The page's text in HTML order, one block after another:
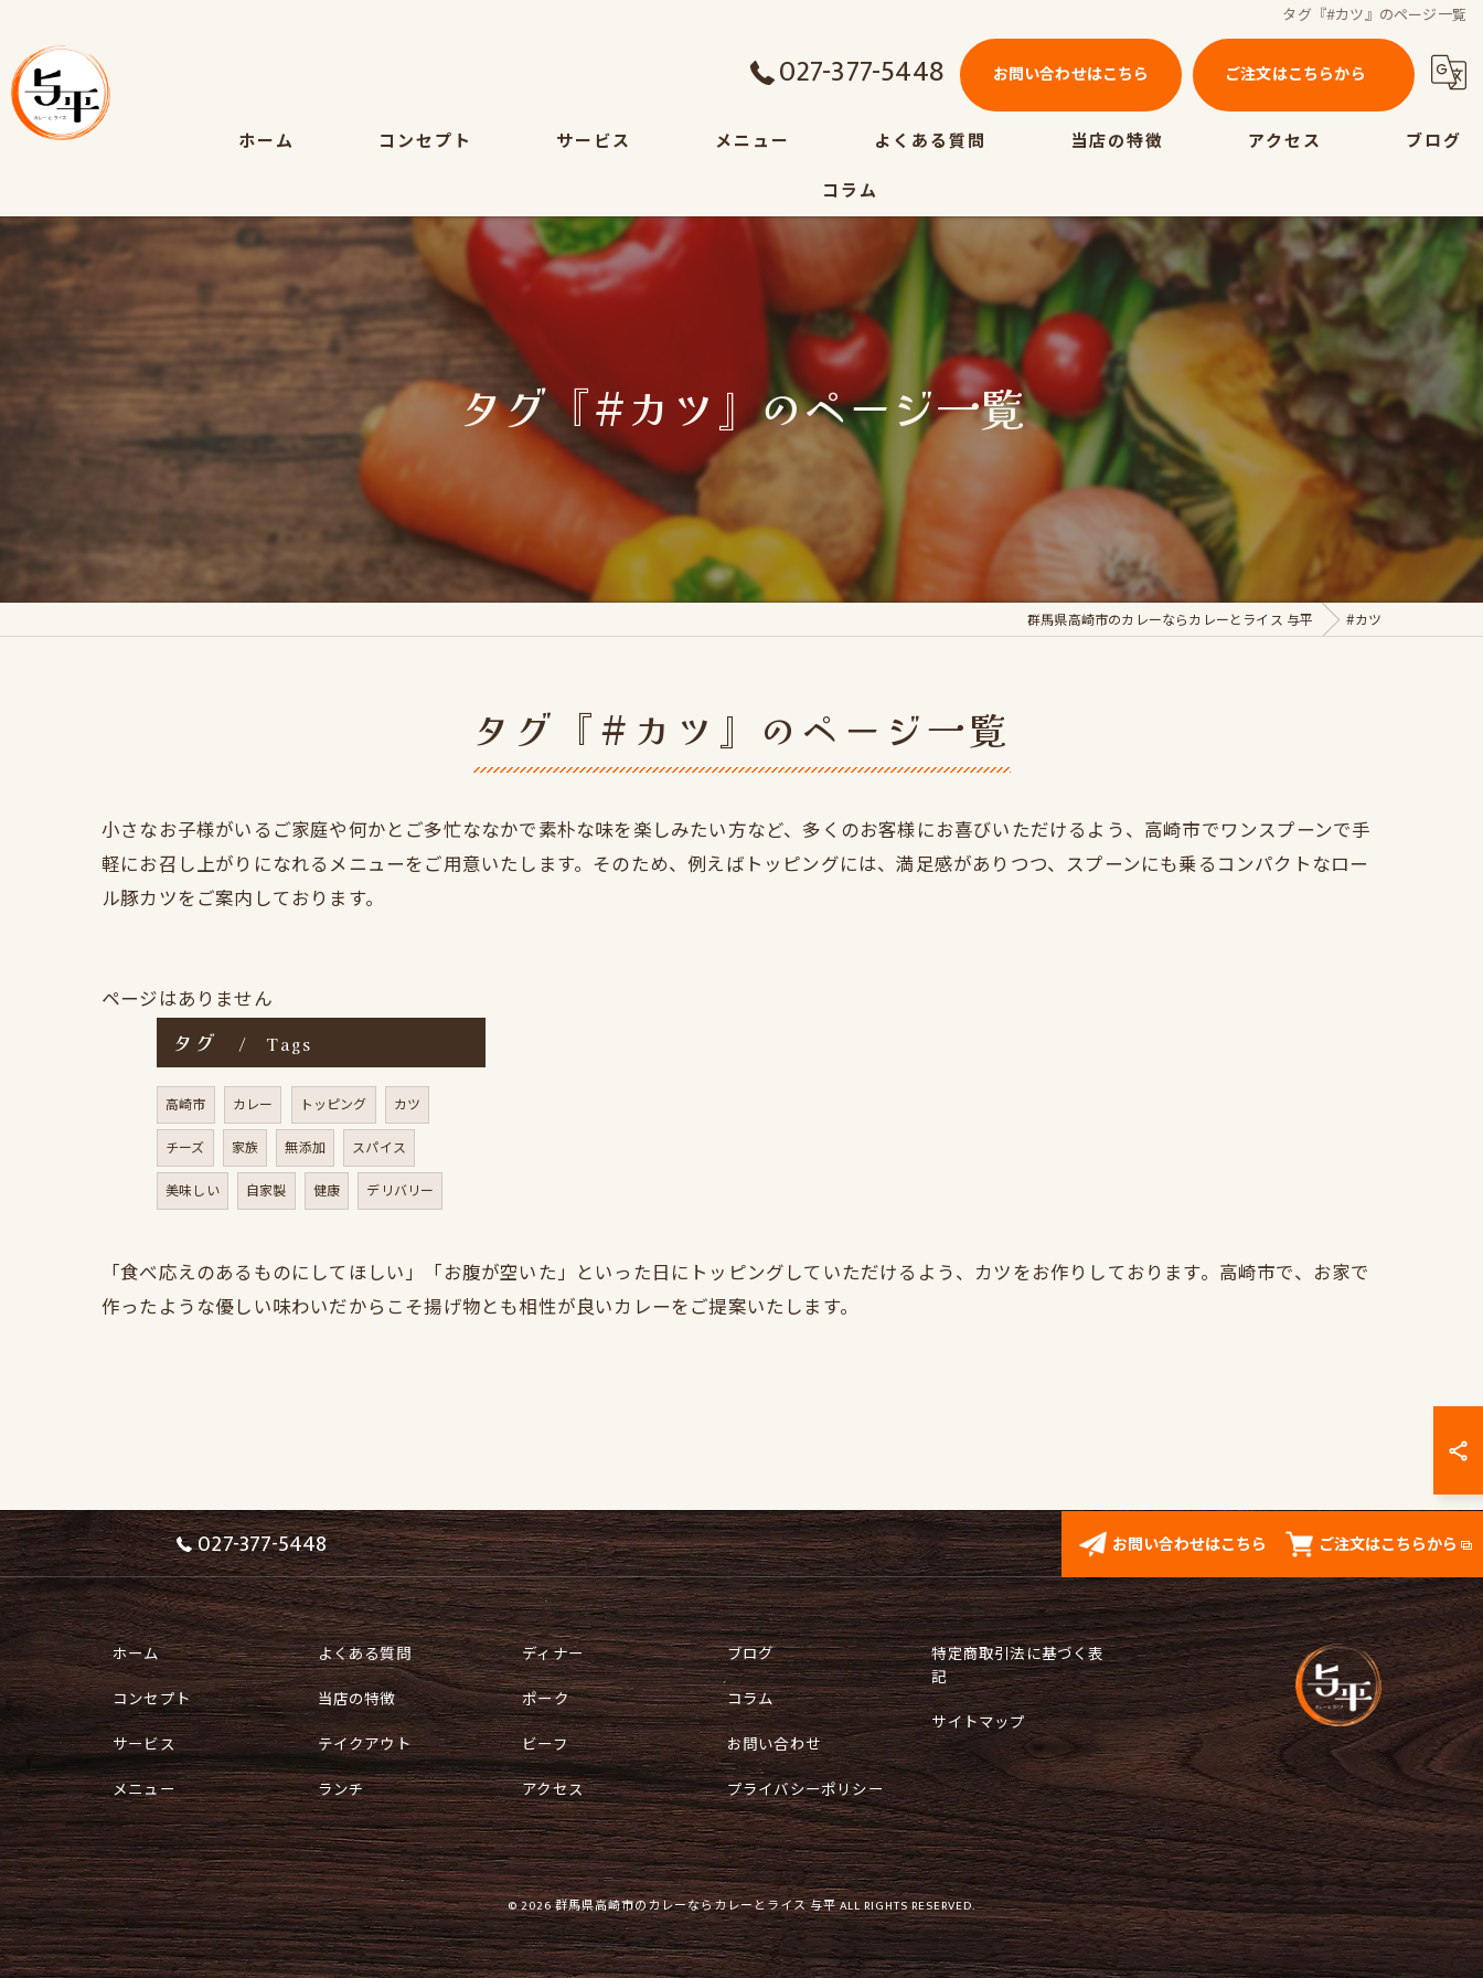
タグ『#カツ』のページ一覧
027-377-5448 お問い合わせはこちら ご注文はこちらから
ホーム コンセプト サービス メニュー よくある質問 当店の特徴
テイクアウト
ディナー
ポーク
ビーフ
アクセス
ブログ
コラム
タグ『#カツ』のページ一覧
群馬県高崎市のカレーならカレーとライス 与平 #カツ
タグ『#カツ』のページ一覧
小さなお子様がいるご家庭や何かとご多忙ななかで素朴な味を楽しみたい方など、多くのお客様にお喜びいただけるよう、高崎市でワンスプーンで手
軽にお召し上がりになれるメニューをご用意いたします。そのため、例えばトッピングには、満足感がありつつ、スプーンにも乗るコンパクトなロー
ル豚カツをご案内しております。
ページはありません
タグ Tags
高崎市 カレー トッピング
カツ
チーズ
家族 無添加
スパイス
美味しい
自家製 健康 デリバリー
「食べ応えのあるものにしてほしい」「お腹が空いた」といった日にトッピングしていただけるよう、カツをお作りしております。高崎市で、お家で
作ったような優しい味わいだからこそ揚げ物とも相性が良いカレーをご提案いたします。
027-377-5448 お問い合わせはこちら ご注文はこちらから
ホーム
コンセプト
サービス
メニュー
よくある質問
当店の特徴
テイクアウト
ランチ
ディナー
ポーク
ビーフ
アクセス
ブログ
コラム
お問い合わせ
プライバシーポリシー
特定商取引法に基づく表
記
サイトマップ
© 2026 群馬県高崎市のカレーならカレーとライス 与平 ALL RIGHTS RESERVED.
お問い合わせはこちら